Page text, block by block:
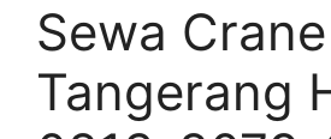
Sewa
Tangerang